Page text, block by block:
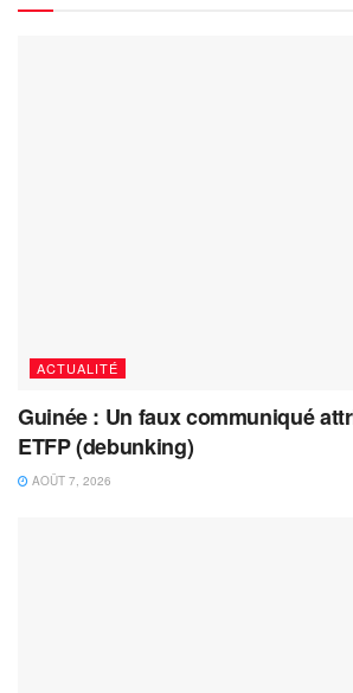
ACTUALITÉ
Guinée : Un faux communiqué
ETFP (debunking)
AOÛT 7, 2026